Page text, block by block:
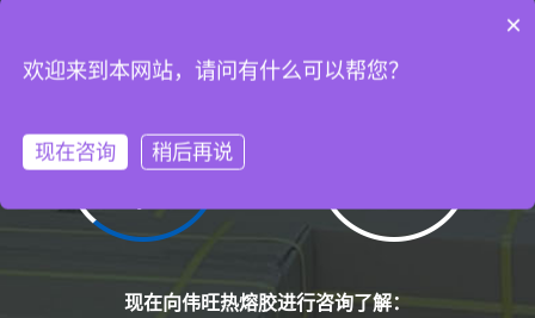
丰富的热熔
胶棒、热熔
胶粒研发经
现在向伟旺热熔胶进行咨询了解：
×
欢迎来到本网站，请问有什么可以帮您？
现在咨询 稍后再说